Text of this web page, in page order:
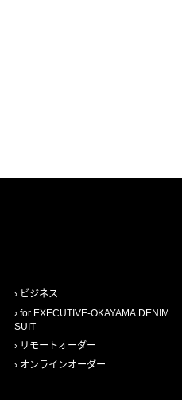
ビジネス
for EXECUTIVE-OKAYAMA DENIM
SUIT
リモートオーダー
オンラインオーダー